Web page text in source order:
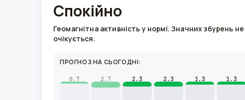
Спокійно
Геомагнітна активність у нормі. Значних збурень не
очікується.
ПРОГНОЗ НА СЬОГОДНІ:
0.7 2.7 2.3 2.3 1.3 1.3